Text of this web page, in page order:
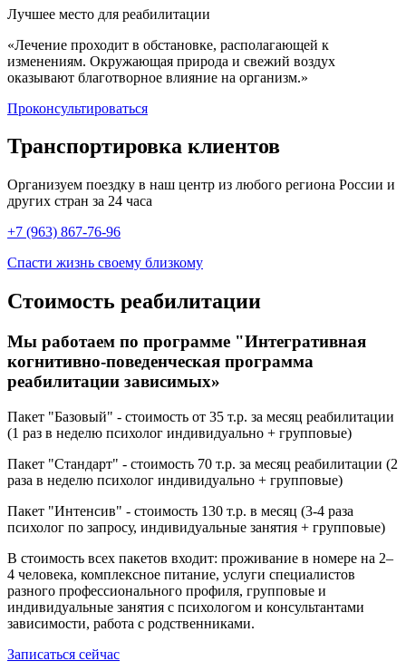
Лучшее место для реабилитации
«Лечение проходит в обстановке, располагающей к
изменениям. Окружающая природа и свежий воздух
оказывают благотворное влияние на организм.»
Проконсультироваться
Транспортировка клиентов
Организуем поездку в наш центр из любого региона России и
других стран за 24 часа
+7 (963) 867-76-96
Спасти жизнь своему близкому
Стоимость реабилитации
Мы работаем по программе "Интегративная
когнитивно-поведенческая программа
реабилитации зависимых»
Пакет "Базовый" - стоимость от 35 т.р. за месяц реабилитации
(1 раз в неделю психолог индивидуально + групповые)
Пакет "Стандарт" - стоимость 70 т.р. за месяц реабилитации (2
раза в неделю психолог индивидуально + групповые)
Пакет "Интенсив" - стоимость 130 т.р. в месяц (3-4 раза
психолог по запросу, индивидуальные занятия + групповые)
В стоимость всех пакетов входит: проживание в номере на 2–
4 человека, комплексное питание, услуги специалистов
разного профессионального профиля, групповые и
индивидуальные занятия с психологом и консультантами
зависимости, работа с родственниками.
Записаться сейчас